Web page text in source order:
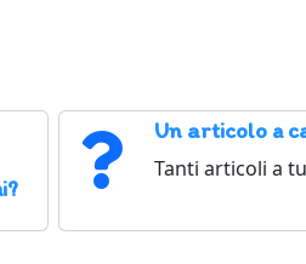
Un articolo a
Tanti articoli a